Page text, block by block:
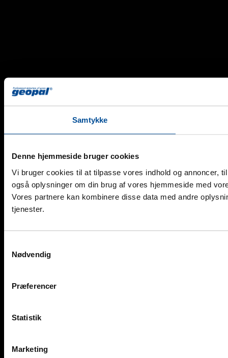
Samtykke
Denne hjemmeside bruger cookies
Vi bruger cookies til at tilpasse vores indhold og annoncer,
også oplysninger om din brug af vores hjemmeside med
Vores partnere kan kombinere disse data med andre
tjenester.
Nødvendig
Præferencer
Statistik
Marketing